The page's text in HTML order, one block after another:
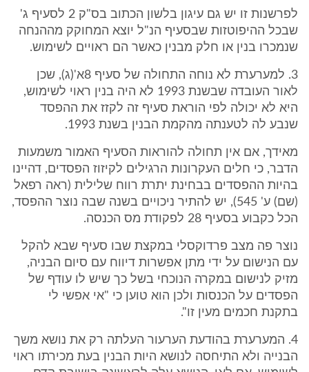
לפרשנות זו יש גם עיגון בלשון הכתוב בס"ק 2 לסעיף ג'
שבכל ההיפוטזות שבסעיף הנ"ל יוצא המחוקק מההנחה
שנמכרו בנין או חלק מבנין כאשר הם ראויים לשימוש.
3. למערערת לא נוחה התחולה של סעיף 8א'(ג), שכן
לאור העובדה שבשנת 1993 לא היה בנין ראוי לשימוש,
היא לא יכולה לפי הוראת סעיף זה לקזז את ההפסד
שנבע לה לטענתה מהקמת הבנין בשנת 1993.
מאידך, אם אין תחולה להוראות הסעיף האמור משמעות
הדבר, כי חלים העקרונות הרגילים לקיזוז הפסדים, דהיינו
בהיות ההפסדים בבחינת יתרת רווח שלילית (ראה רפאל
(שם) ע' 545), יש להתיר ניכויים בשנה שבה נוצר ההפסד,
הכל כקבוע בסעיף 28 לפקודת מס הכנסה.
נוצר פה מצב פרדוקסלי במקצת שבו סעיף שבא להקל
עם הנישום על ידי מתן אפשרות דיווח עם סיום הבניה,
מזיק לנישום במקרה הנוכחי בשל כך שיש לו עודף של
הפסדים על הכנסות ולכן הוא טוען כי "אי אפשי לי
בתקנת חכמים מעין זו".
4. המערערת בהודעת הערעור העלתה רק את נושא משך
הבנייה ולא התיחסה לנושא היות הבנין בעת מכירתו ראוי